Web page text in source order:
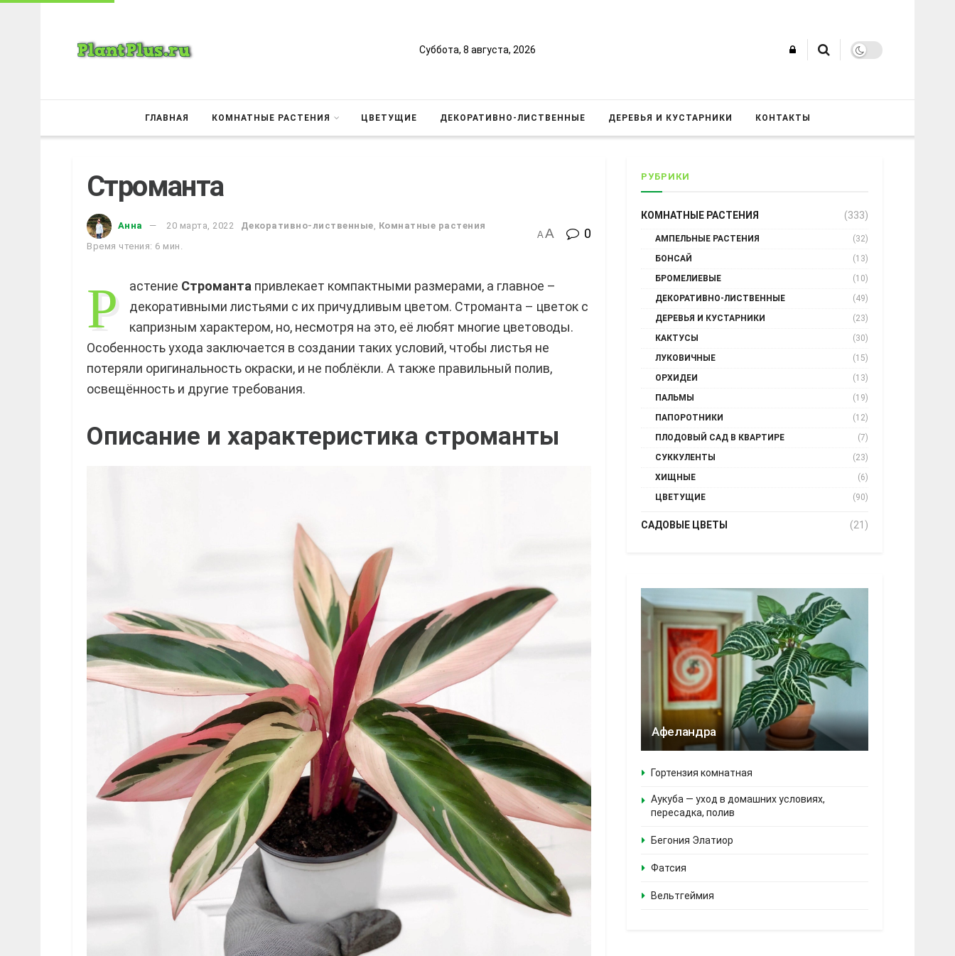
Суббота, 8 августа, 2026
ГЛАВНАЯ КОМНАТНЫЕ РАСТЕНИЯ ЦВЕТУЩИЕ ДЕКОРАТИВНО-ЛИСТВЕННЫЕ ДЕРЕВЬЯ И КУСТАРНИКИ КОНТАКТЫ
Строманта
Анна 20 марта, 2022 Декоративно-лиственные Комнатные растения
Время чтения: 6 мин.
A A 0
Р астение Строманта привлекает компактными размерами, а главное –
декоративными листьями с их причудливым цветом. Строманта – цветок с
капризным характером, но, несмотря на это, её любят многие цветоводы.
Особенность ухода заключается в создании таких условий, чтобы листья не
потеряли оригинальность окраски, и не поблёкли. А также правильный полив,
освещённость и другие требования.
Описание и характеристика строманты
РУБРИКИ
КОМНАТНЫЕ РАСТЕНИЯ (333)
АМПЕЛЬНЫЕ РАСТЕНИЯ
(32)
БОНСАЙ
(13)
БРОМЕЛИЕВЫЕ
(10)
ДЕКОРАТИВНО-ЛИСТВЕННЫЕ
(49)
ДЕРЕВЬЯ И КУСТАРНИКИ
(23)
КАКТУСЫ
(30)
ЛУКОВИЧНЫЕ
(15)
ОРХИДЕИ
(13)
ПАЛЬМЫ
(19)
ПАПОРОТНИКИ
(12)
ПЛОДОВЫЙ САД В КВАРТИРЕ
(7)
СУККУЛЕНТЫ
(23)
ХИЩНЫЕ
(6)
ЦВЕТУЩИЕ
(90)
САДОВЫЕ ЦВЕТЫ (21)
Афеландра
Гортензия комнатная
Аукуба — уход в домашних условиях,
пересадка, полив
Бегония Элатиор
Фатсия
Вельтгеймия